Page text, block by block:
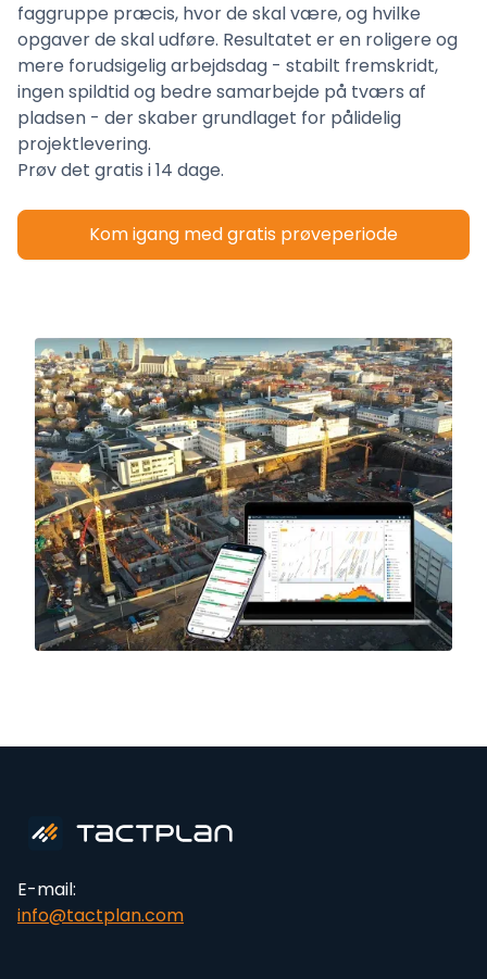
faggruppe præcis, hvor de skal være, og hvilke
opgaver de skal udføre. Resultatet er en roligere og
mere forudsigelig arbejdsdag - stabilt fremskridt,
ingen spildtid og bedre samarbejde på tværs af
pladsen - der skaber grundlaget for pålidelig
projektlevering.
Prøv det gratis i 14 dage.
Kom igang med gratis prøveperiode
E-mail:
info@tactplan.com